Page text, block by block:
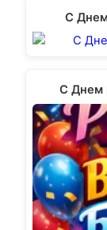
С
С Днем